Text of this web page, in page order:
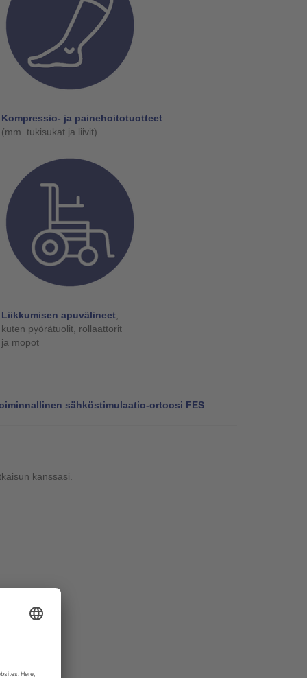
Kompressio- ja painehoitotuotteet
(mm. tukisukat ja liivit)
Liikkumisen apuvälineet,
kuten pyörätuolit, rollaattorit
ja mopot
sähköstimulaatio-ortoosi FES
kanssasi.